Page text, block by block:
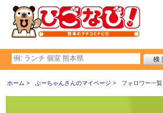
ホーム ぶーちゃんさんのマイページ フォロワー一覧